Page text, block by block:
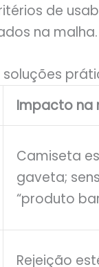
de
na malha.
soluções
Impacto na
Camiseta
gaveta;
“produto
Rejeição